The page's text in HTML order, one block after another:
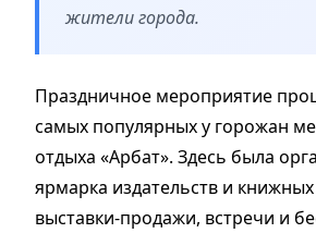
жители города.
Праздничное мероприятие
самых популярных у горожан
отдыха «Арбат». Здесь была
ярмарка издательств и
выставки-продажи, встречи и